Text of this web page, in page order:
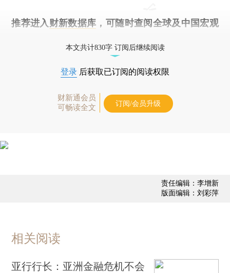
推荐进入 财新数据库 ，可随时查阅全球及中国宏观
本文共计830字 订阅后继续阅读
登录 后获取已订阅的阅读权限
财新通会员
可畅读全文
订阅/会员升级
责任编辑：李增新
版面编辑：刘彩萍
相关阅读
亚行行长：亚洲金融危机不会